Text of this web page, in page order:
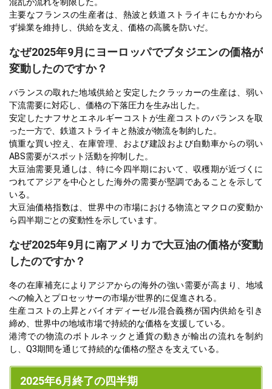
主要なフランスの生産者は、熱波と鉄道ストライキにもかかわら
ず操業を維持し、供給を支え、価格の高騰を防いだ。
なぜ2025年9月にヨーロッパでブタジエンの価格が
変動したのですか？
バランスの取れた地域供給と安定したクラッカーの生産は、弱い
下流需要に対応し、価格の下落圧力を生み出した。
安定したナフサとエネルギーコストが生産コストのバランスを取
った一方で、鉄道ストライキと熱波が物流を制約した。
慎重な買い控え、在庫管理、および建設および自動車からの弱い
ABS需要がスポット活動を抑制した。
大豆油需要見通しは、特に今四半期において、収穫期が近づくに
つれてアジアを中心とした海外の需要が堅調であることを示して
いる。
大豆油価格指数は、世界中の市場における物流とマクロの変動か
ら四半期ごとの変動性を示しています。
なぜ2025年9月に南アメリカで大豆油の価格が変動
したのですか？
冬の在庫補充によりアジアからの海外の強い需要が高まり、地域
への輸入とプロセッサーの市場が世界的に促進される。
生産コストの上昇とバイオディーゼル混合義務が国内供給を引き
締め、世界中の地域市場で持続的な価格を支援している。
港湾での物流のボトルネックと通貨の動きが輸出の流れを制約
し、Q3期間を通じて持続的な価格の堅さを支えている。
2025年6月終了の四半期